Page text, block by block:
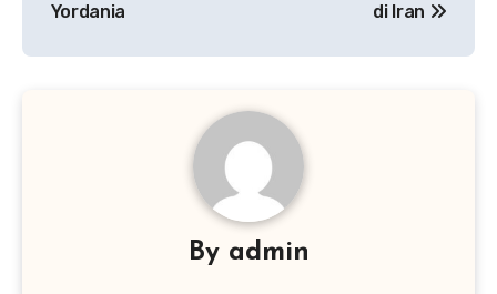
Yordania
di Iran
By admin